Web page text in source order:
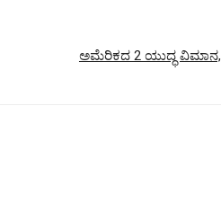
ಅಮೆರಿಕದ 2 ಯುದ್ಧ ವಿಮಾನ,